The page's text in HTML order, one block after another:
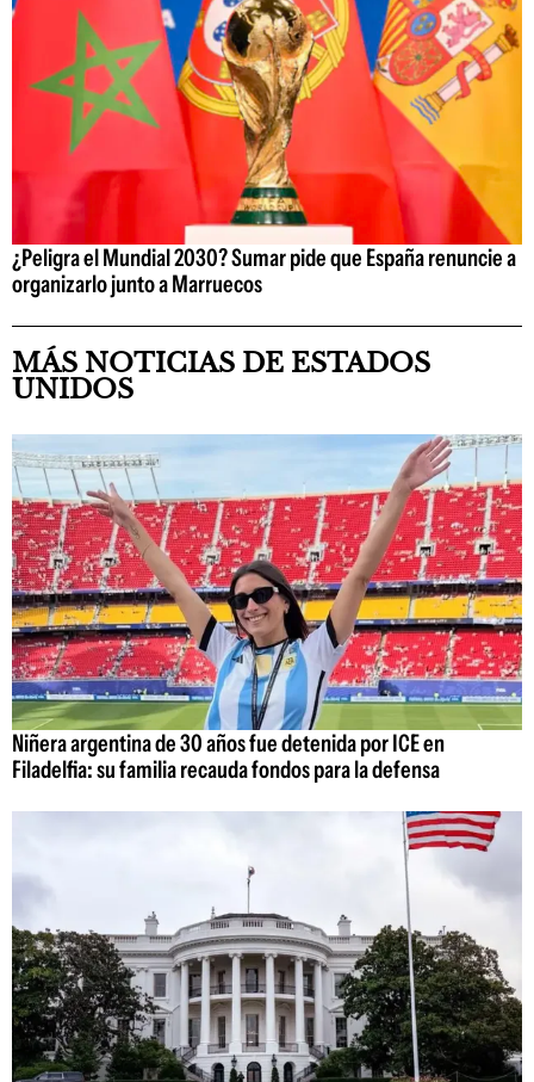
¿Peligra el Mundial 2030? Sumar pide que España renuncie a
organizarlo junto a Marruecos
MÁS NOTICIAS DE ESTADOS
UNIDOS
Niñera argentina de 30 años fue detenida por ICE en
Filadelfia: su familia recauda fondos para la defensa